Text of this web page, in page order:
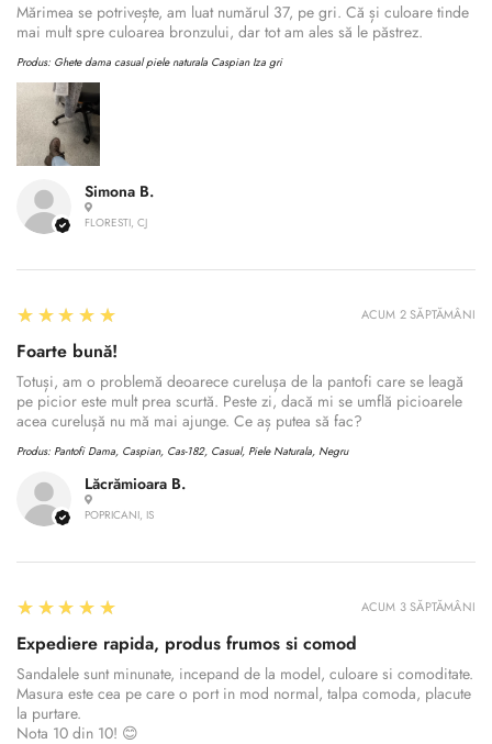
Simona B.
FLORESTI, CJ
Mărimea se potrivește, am luat numărul 37, pe gri. Că și culoare tinde
mai mult spre culoarea bronzului, dar tot am ales să le păstrez.
Produs: Ghete dama casual piele naturala Caspian Iza gri
Lăcrămioara B.
POPRICANI, IS
5
★★★★★
Foarte bună!
Totuși, am o problemă deoarece curelușa de la pantofi care se leagă
pe picior este mult prea scurtă. Peste zi, dacă mi se umflă picioarele
acea curelușă nu mă mai ajunge. Ce aș putea să fac?
Produs: Pantofi Dama, Caspian, Cas-182, Casual, Piele Naturala, Negru
ACUM 2 SĂPTĂMÂNI
5
★★★★★
Expediere rapida, produs frumos si comod
Sandalele sunt minunate, incepand de la model, culoare si comoditate.
Masura este cea pe care o port in mod normal, talpa comoda, placute
la purtare.
Nota 10 din 10! 😊
ACUM 3 SĂPTĂMÂNI